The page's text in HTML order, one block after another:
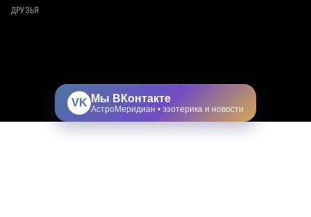
ДРУЗЬЯ
VK Мы ВКонтакте
АстроМеридиан • эзотерика и новости